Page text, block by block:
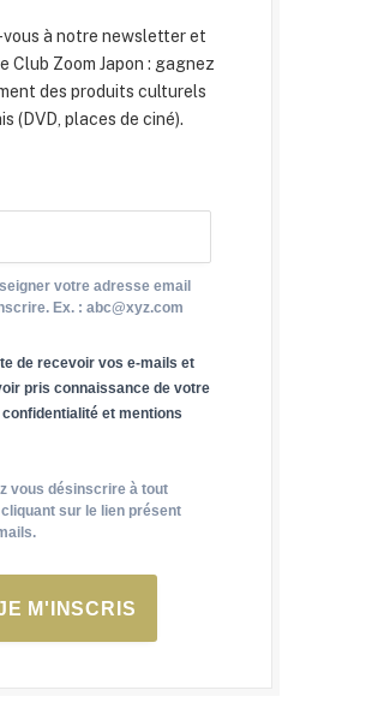
vous à notre newsletter et
Club Zoom Japon : gagnez
des produits culturels
(DVD, places de ciné).
votre adresse email
Ex. : abc@xyz.com
de recevoir vos e-mails et
pris connaissance de votre
et mentions
vous désinscrire à tout
sur le lien présent
M'INSCRIS